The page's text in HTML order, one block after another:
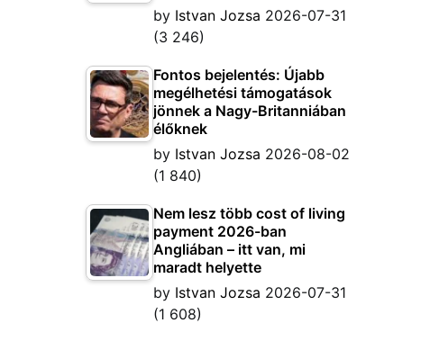
by Istvan Jozsa 2026-07-31
(3 246)
Fontos bejelentés: Újabb
megélhetési támogatások
jönnek a Nagy-Britanniában
élőknek
by Istvan Jozsa 2026-08-02
(1 840)
Nem lesz több cost of living
payment 2026-ban
Angliában – itt van, mi
maradt helyette
by Istvan Jozsa 2026-07-31
(1 608)